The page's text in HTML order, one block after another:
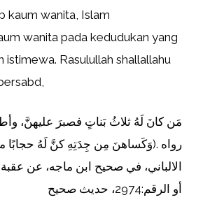
kaum wanita, Islam
wanita pada kedudukan yang
istimewa. Rasulullah shallallahu
وَكَساهنَ مِن جِدَتِهِ كنَّ لَهُ حجابًا منَ
الالباني، في صحيح ابن ماجه، عن
أو الرقم:2974، حديث صحيح